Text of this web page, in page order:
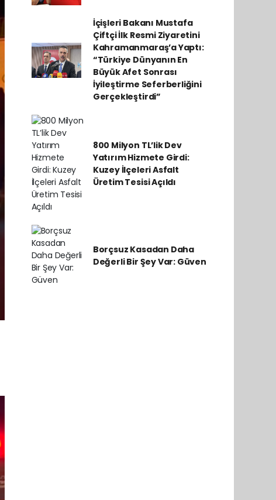
İçişleri Bakanı Mustafa
Çiftçi İlk Resmi Ziyaretini
Kahramanmaraş’a Yaptı:
“Türkiye Dünyanın En
Büyük Afet Sonrası
İyileştirme Seferberliğini
Gerçekleştirdi”
800 Milyon TL’lik Dev
Yatırım Hizmete Girdi:
Kuzey İlçeleri Asfalt
Üretim Tesisi Açıldı
Borçsuz Kasadan Daha
Değerli Bir Şey Var: Güven